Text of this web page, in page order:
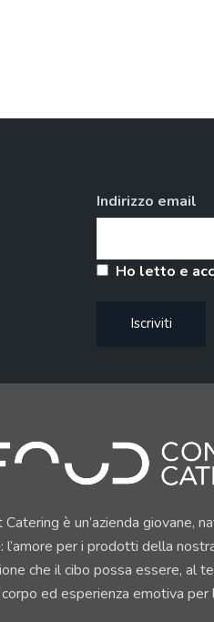
Indirizzo email
Ho letto e
è un’azienda giovane,
l’amore per i prodotti della
che il cibo possa essere, al
ed esperienza emotiva per